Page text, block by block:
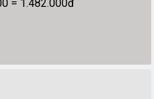
= 1.482.000đ